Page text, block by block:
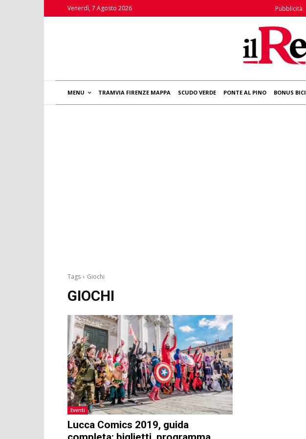
Venerdì, 7 Agosto 2026 Pubblicità
MENU TRAMVIA FIRENZE MAPPA SCUDO VERDE PONTE AL PINO BONUS BICI
Tags Giochi
GIOCHI
Eventi
Lucca Comics 2019, guida